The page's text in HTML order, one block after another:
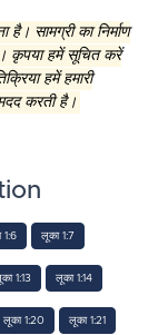
सामग्री का निर्माण
कृपया हमें सूचित करें
हमें हमारी
करती है।
1:6 लूका 1:7
1:13 लूका 1:14
लूका 1:20 लूका 1:21